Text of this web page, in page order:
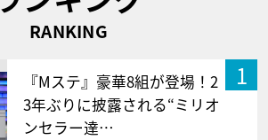
RANKING
1
『Mステ』豪華8組が登場！2
3年ぶりに披露される“ミリオ
ンセラー達…